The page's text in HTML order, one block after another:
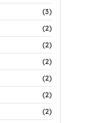
(3)
(2)
(2)
(2)
(2)
(2)
(2)